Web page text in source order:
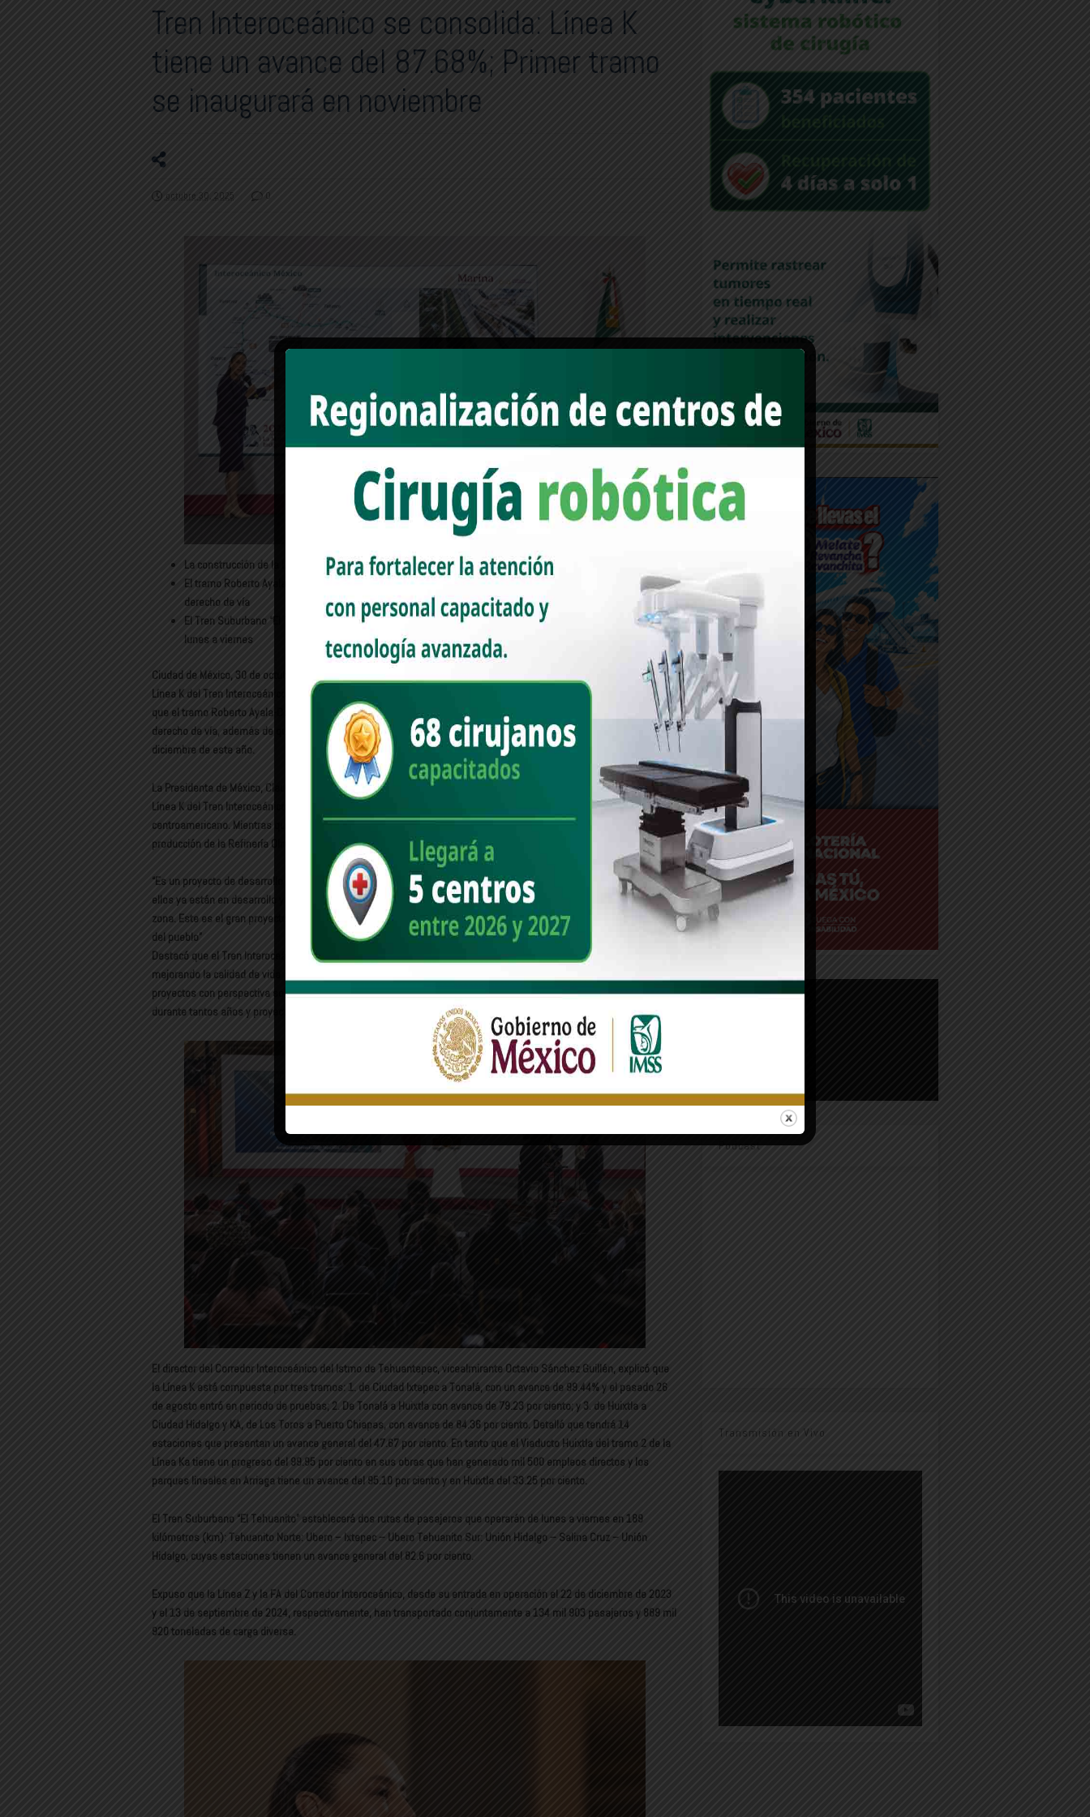
Tren Interoceánico se consolida: Línea K
tiene un avance del 87.68%; Primer tramo
se inaugurará en noviembre
octubre 30, 2025 0
La construcción de la Línea K concluirá en junio del 2026; estaciones presentan un avance general de 47.67%
El tramo Roberto Ayala-Dos Bocas de la Línea FA tiene un avance del 44.28 por ciento en la liberación del
derecho de vía
El Tren Suburbano “El Tehuanito” entrará en operaciones en diciembre de este año y brindará servicio de
lunes a viernes
Ciudad de México, 30 de octubre de 2025.- El Gobierno de México, a través de la Secretaría de Marina, informó que la
Línea K del Tren Interoceánico tiene un avance general del 87.68 por ciento y concluirá en junio de 2026; mientras
que el tramo Roberto Ayala-Dos Bocas de la Línea FA presenta un avance del 44.28 por ciento en la liberación del
derecho de vía, además de que se construye el Tren Suburbano “El Tehuanito”, que entrará en operaciones en
diciembre de este año.
La Presidenta de México, Claudia Sheinbaum Pardo, resaltó que en noviembre se inaugura el primer tramo de la
Línea K del Tren Interoceánico y se avanza con el Gobierno de Guatemala para que dicha línea llegue al país
centroamericano. Mientras que el tramo Roberto Ayala–Dos Bocas de la Línea FA permitirá llevar parte de la
producción de la Refinería Olmeca al sureste del país.
“Es un proyecto de desarrollo regional muy importante y aquí hay en todo el corredor 14 Polos del Bienestar: seis de
ellos ya están en desarrollo y los demás están en licitación. Y ya hay muchísimo interés en poder invertir en esta
zona. Este es el gran proyecto del ferrocarril Interoceánico”, puntualizó en la conferencia matutina “Las mañaneras
del pueblo”
Destacó que el Tren Interoceánico, el cual ya fue utilizado para el paso de automóviles, genera desarrollo integral
mejorando la calidad de vida de las comunidades impulsando la inversión en las localidades cercanas al tren. “Son
proyectos con perspectiva social, proyectos con perspectiva de desarrollo económico para el sur sureste, olvidado
durante tantos años y proyectos que incorporan a las comunidades”, agregó.
El director del Corredor Interoceánico del Istmo de Tehuantepec, vicealmirante Octavio Sánchez Guillén, explicó que
la Línea K está compuesta por tres tramos: 1. de Ciudad Ixtepec a Tonalá, con un avance de 99.44% y el pasado 26
de agosto entró en periodo de pruebas; 2. De Tonalá a Huixtla con avance de 79.23 por ciento; y 3. de Huixtla a
Ciudad Hidalgo y KA, de Los Toros a Puerto Chiapas, con avance de 84.36 por ciento. Detalló que tendrá 14
estaciones que presentan un avance general del 47.67 por ciento. En tanto que el Viaducto Huixtla del tramo 2 de la
Línea Ka tiene un progreso del 99.95 por ciento en sus obras que han generado mil 500 empleos directos y los
parques lineales en Arriaga tiene un avance del 95.10 por ciento y en Huixtla del 33.25 por ciento.
El Tren Suburbano “El Tehuanito” establecerá dos rutas de pasajeros que operarán de lunes a viernes en 189
kilómetros (km): Tehuanito Norte: Ubero – Ixtepec – Ubero Tehuanito Sur: Unión Hidalgo – Salina Cruz – Unión
Hidalgo, cuyas estaciones tienen un avance general del 82.6 por ciento.
Expuso que la Línea Z y la FA del Corredor Interoceánico, desde su entrada en operación el 22 de diciembre de 2023
y el 13 de septiembre de 2024, respectivamente, han transportado conjuntamente a 134 mil 903 pasajeros y 889 mil
920 toneladas de carga diversa.
Podcast
Transmisión en Vivo